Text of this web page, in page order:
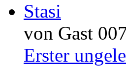
Stasi
von Gast
Erster